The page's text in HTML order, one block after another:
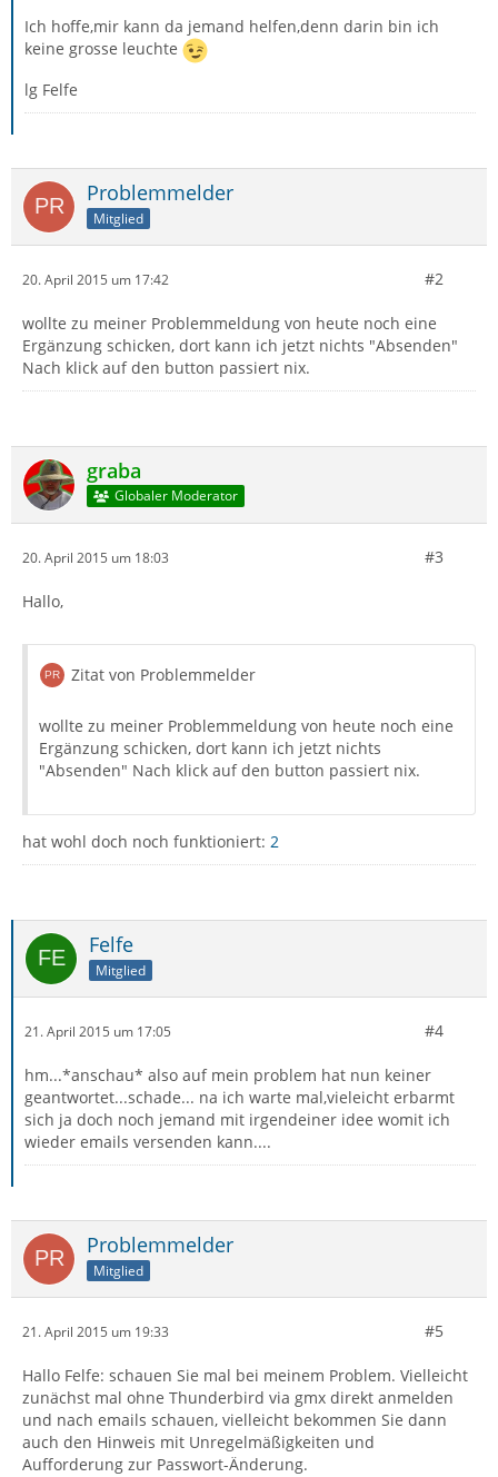
Ich hoffe,mir kann da jemand helfen,denn darin bin ich
keine grosse leuchte
lg Felfe
Problemmelder
Mitglied
20. April 2015 um 17:42 #2
wollte zu meiner Problemmeldung von heute noch eine
Ergänzung schicken, dort kann ich jetzt nichts "Absenden"
Nach klick auf den button passiert nix.
graba
Globaler Moderator
20. April 2015 um 18:03 #3
Hallo,
Zitat von Problemmelder
wollte zu meiner Problemmeldung von heute noch eine
Ergänzung schicken, dort kann ich jetzt nichts
"Absenden" Nach klick auf den button passiert nix.
hat wohl doch noch funktioniert: 2
Felfe
Mitglied
21. April 2015 um 17:05 #4
hm...*anschau* also auf mein problem hat nun keiner
geantwortet...schade... na ich warte mal,vieleicht erbarmt
sich ja doch noch jemand mit irgendeiner idee womit ich
wieder emails versenden kann....
Problemmelder
Mitglied
21. April 2015 um 19:33 #5
Hallo Felfe: schauen Sie mal bei meinem Problem. Vielleicht
zunächst mal ohne Thunderbird via gmx direkt anmelden
und nach emails schauen, vielleicht bekommen Sie dann
auch den Hinweis mit Unregelmäßigkeiten und
Aufforderung zur Passwort-Änderung.